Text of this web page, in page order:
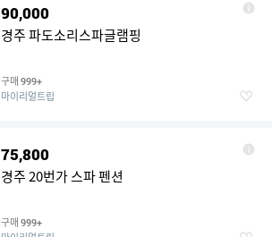
90,000
경주 파도소리스파글램핑
구매 999+
마이리얼트립
75,800
경주 20번가 스파 펜션
구매 999+